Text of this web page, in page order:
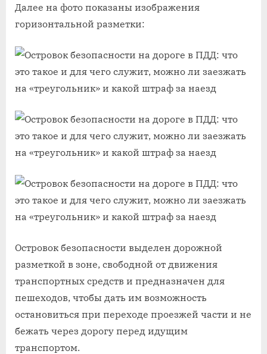
Далее на фото показаны изображения
горизонтальной разметки:
Островок безопасности выделен дорожной
разметкой в зоне, свободной от движения
транспортных средств и предназначен для
пешеходов, чтобы дать им возможность
остановиться при переходе проезжей части и не
бежать через дорогу перед идущим
транспортом.